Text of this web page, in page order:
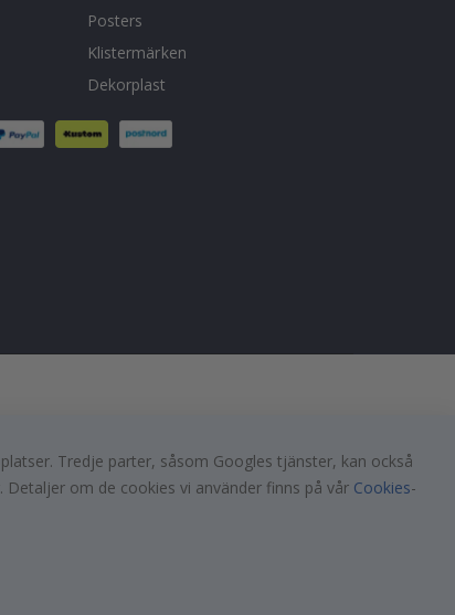
Posters
Klistermärken
Dekorplast
Tredje parter, såsom Googles tjänster, kan också
om de cookies vi använder finns på vår Cookies-